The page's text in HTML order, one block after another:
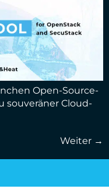
Open-Source-
souveräner Cloud-
Weiter →